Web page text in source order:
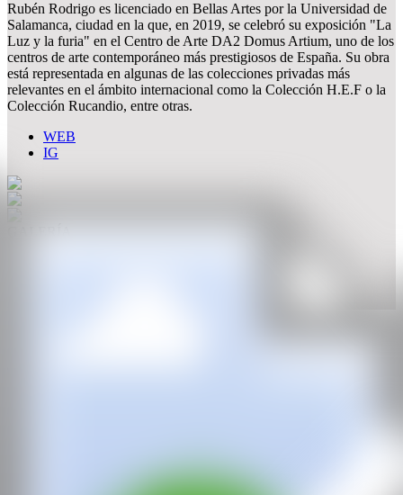
Rubén Rodrigo es licenciado en Bellas Artes por la Universidad de
Salamanca, ciudad en la que, en 2019, se celebró su exposición "La
Luz y la furia" en el Centro de Arte DA2 Domus Artium, uno de los
centros de arte contemporáneo más prestigiosos de España. Su obra
está representada en algunas de las colecciones privadas más
relevantes en el ámbito internacional como la Colección H.E.F o la
Colección Rucandio, entre otras.
WEB
IG